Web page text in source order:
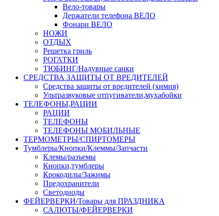
Вело-товары
Держатели телефона ВЕЛО
Фонари ВЕЛО
НОЖИ
ОТДЫХ
Решетка гриль
РОГАТКИ
ТЮБИНГ/Надувные санки
СРЕДСТВА ЗАЩИТЫ ОТ ВРЕДИТЕЛЕЙ
Средства защиты от вредителей (химия)
Ультразвуковые отпугиватели,мухабойки
ТЕЛЕФОНЫ,РАЦИИ
РАЦИИ
ТЕЛЕФОНЫ
ТЕЛЕФОНЫ МОБИЛЬНЫЕ
ТЕРМОМЕТРЫ/СПИРТОМЕРЫ
Тумблеры/Кнопки/Клеммы/Запчасти
Клемы/разъемы
Кнопки,тумблеры
Крокодилы/Зажимы
Предохранители
Светодиоды
ФЕЙЕРВЕРКИ/Товары для ПРАЗДНИКА
САЛЮТЫ/ФЕЙЕРВЕРКИ